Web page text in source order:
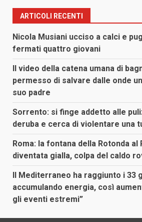
ARTICOLI RECENTI
Nicola Musiani ucciso a calci e
fermati quattro giovani
Il video della catena umana di
permesso di salvare dalle onde
suo padre
Sorrento: si finge addetto alle
deruba e cerca di violentare una
Roma: la fontana della Rotonda al
diventata gialla, colpa del caldo
Il Mediterraneo ha raggiunto i 33
accumulando energia, così
gli eventi estremi”